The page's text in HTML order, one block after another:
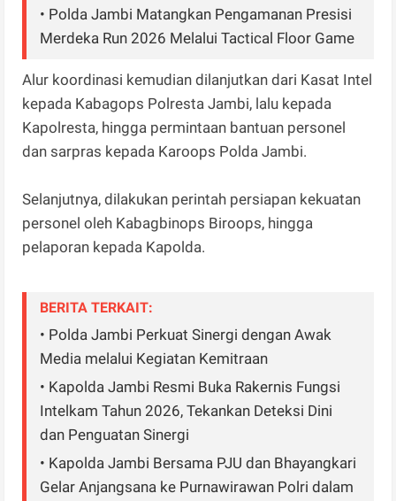
• Polda Jambi Matangkan Pengamanan Presisi
Merdeka Run 2026 Melalui Tactical Floor Game
Alur koordinasi kemudian dilanjutkan dari Kasat Intel
kepada Kabagops Polresta Jambi, lalu kepada
Kapolresta, hingga permintaan bantuan personel
dan sarpras kepada Karoops Polda Jambi.
Selanjutnya, dilakukan perintah persiapan kekuatan
personel oleh Kabagbinops Biroops, hingga
pelaporan kepada Kapolda.
BERITA TERKAIT:
• Polda Jambi Perkuat Sinergi dengan Awak
Media melalui Kegiatan Kemitraan
• Kapolda Jambi Resmi Buka Rakernis Fungsi
Intelkam Tahun 2026, Tekankan Deteksi Dini
dan Penguatan Sinergi
• Kapolda Jambi Bersama PJU dan Bhayangkari
Gelar Anjangsana ke Purnawirawan Polri dalam